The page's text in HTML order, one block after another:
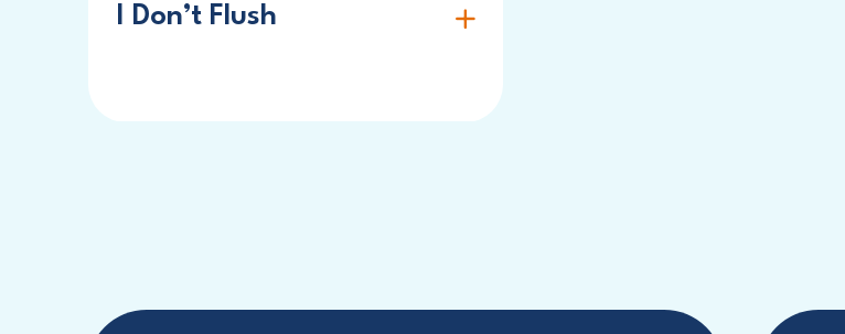
I Don’t Flush